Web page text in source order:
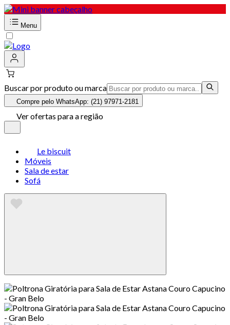
Menu
Buscar por produto ou marca
Compre pelo WhatsApp: (21) 97971-2181
Ver ofertas para a região
Le biscuit
Móveis
Sala de estar
Sofá